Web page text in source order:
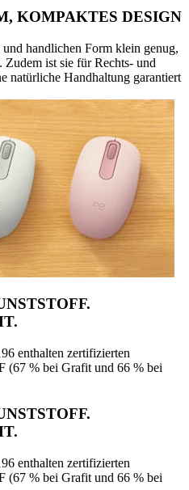
KOMPAKTES DESIGN
handlichen Form klein genug,
Zudem ist sie für Rechts- und
natürliche Handhaltung garantiert
enthalten zertifizierten
% bei Grafit und 66 % bei
enthalten zertifizierten
% bei Grafit und 66 % bei